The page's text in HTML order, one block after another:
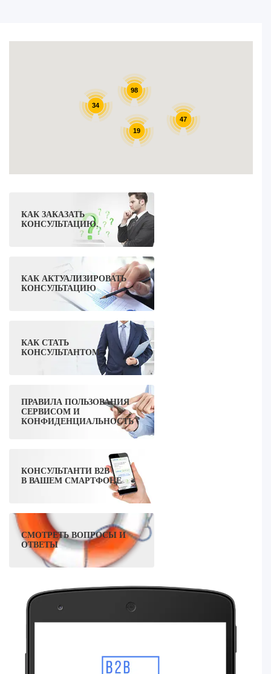
98
47
34
19
КАК ЗАКАЗАТЬ
КОНСУЛЬТАЦИЮ.
КАК АКТУАЛИЗИРОВАТЬ
КОНСУЛЬТАЦИЮ
КАК СТАТЬ
КОНСУЛЬТАНТОМ
ПРАВИЛА ПОЛЬЗОВАНИЯ
СЕРВИСОМ И
КОНФИДЕНЦИАЛЬНОСТЬ
КОНСУЛЬТАНТИ B2B
В ВАШЕМ СМАРТФОНЕ
СМОТРЕТЬ ВОПРОСЫ И
ОТВЕТЫ